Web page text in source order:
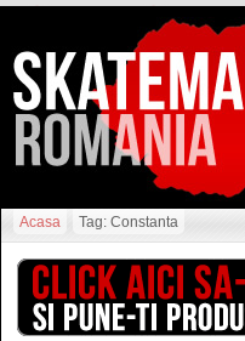
Acasa Tag: Constanta